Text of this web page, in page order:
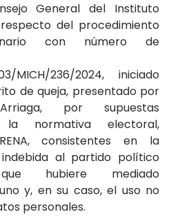
General del Instituto
del procedimiento
con número de
MICH/236/2024, iniciado
de queja, presentado por
por supuestas
la normativa electoral,
consistentes en la
al partido político
hubiere mediado
y, en su caso, el uso no
personales.